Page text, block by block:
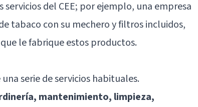
del CEE; por ejemplo, una empresa
tabaco con su mechero y filtros incluidos,
le fabrique estos productos.
serie de servicios habituales.
mantenimiento, limpieza,